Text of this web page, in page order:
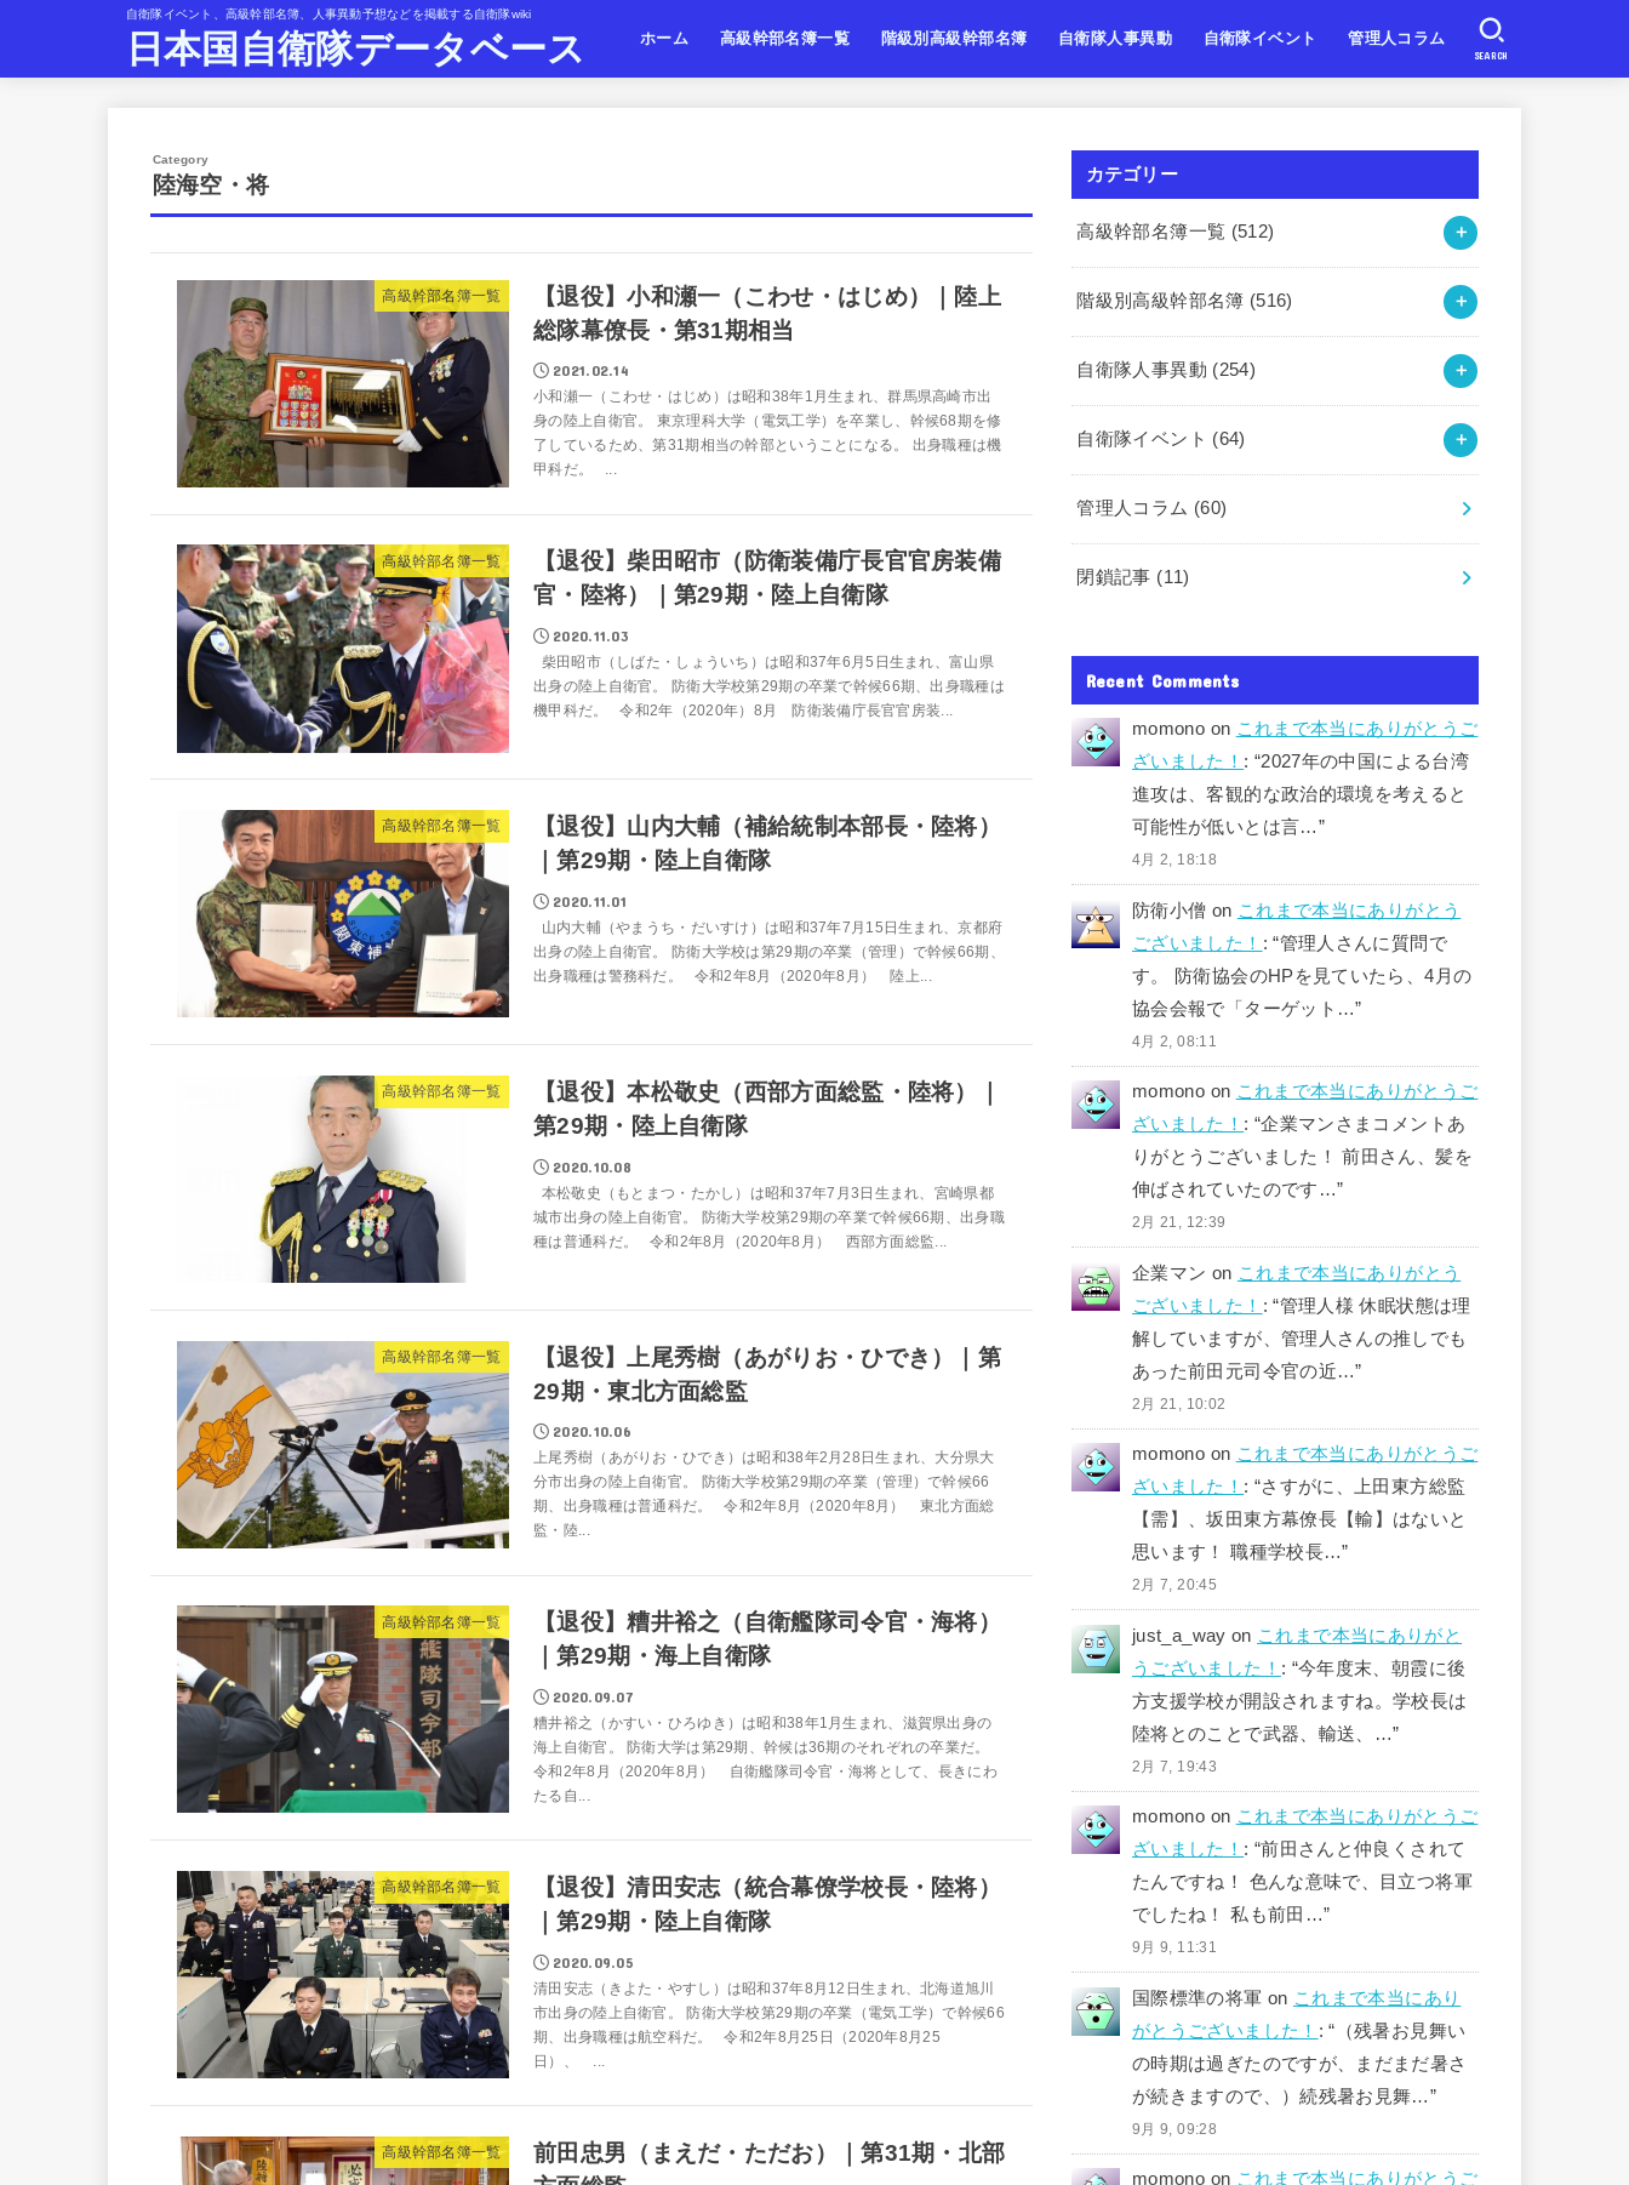
自衛隊イベント、高級幹部名簿、人事異動予想などを掲載する自衛隊wiki
日本国自衛隊データベース ホーム 高級幹部名簿一覧 階級別高級幹部名簿 自衛隊人事異動 自衛隊イベント 管理人コラム
SEARCH
陸海空・将
高級幹部名簿一覧
【退役】小和瀬一（こわせ・はじめ）｜陸上
総隊幕僚長・第31期相当
2021.02.14
小和瀬一（こわせ・はじめ）は昭和38年1月生まれ、群馬県高崎市出
身の陸上自衛官。 東京理科大学（電気工学）を卒業し、幹候68期を修
了しているため、第31期相当の幹部ということになる。 出身職種は機
甲科だ。 ...
高級幹部名簿一覧
【退役】柴田昭市（防衛装備庁長官官房装備
官・陸将）｜第29期・陸上自衛隊
2020.11.03
柴田昭市（しばた・しょういち）は昭和37年6月5日生まれ、富山県
出身の陸上自衛官。 防衛大学校第29期の卒業で幹候66期、出身職種は
機甲科だ。 令和2年（2020年）8月 防衛装備庁長官官房装...
高級幹部名簿一覧
【退役】山内大輔（補給統制本部長・陸将）
｜第29期・陸上自衛隊
2020.11.01
山内大輔（やまうち・だいすけ）は昭和37年7月15日生まれ、京都府
出身の陸上自衛官。 防衛大学校は第29期の卒業（管理）で幹候66期、
出身職種は警務科だ。 令和2年8月（2020年8月） 陸上...
高級幹部名簿一覧
【退役】本松敬史（西部方面総監・陸将）｜
第29期・陸上自衛隊
2020.10.08
本松敬史（もとまつ・たかし）は昭和37年7月3日生まれ、宮崎県都
城市出身の陸上自衛官。 防衛大学校第29期の卒業で幹候66期、出身職
種は普通科だ。 令和2年8月（2020年8月） 西部方面総監...
高級幹部名簿一覧
【退役】上尾秀樹（あがりお・ひでき）｜第
29期・東北方面総監
2020.10.06
上尾秀樹（あがりお・ひでき）は昭和38年2月28日生まれ、大分県大
分市出身の陸上自衛官。 防衛大学校第29期の卒業（管理）で幹候66
期、出身職種は普通科だ。 令和2年8月（2020年8月） 東北方面総
監・陸...
高級幹部名簿一覧
【退役】糟井裕之（自衛艦隊司令官・海将）
｜第29期・海上自衛隊
2020.09.07
糟井裕之（かすい・ひろゆき）は昭和38年1月生まれ、滋賀県出身の
海上自衛官。 防衛大学は第29期、幹候は36期のそれぞれの卒業だ。
令和2年8月（2020年8月） 自衛艦隊司令官・海将として、長きにわ
たる自...
高級幹部名簿一覧
【退役】清田安志（統合幕僚学校長・陸将）
｜第29期・陸上自衛隊
2020.09.05
清田安志（きよた・やすし）は昭和37年8月12日生まれ、北海道旭川
市出身の陸上自衛官。 防衛大学校第29期の卒業（電気工学）で幹候66
期、出身職種は航空科だ。 令和2年8月25日（2020年8月25
日）、 ...
高級幹部名簿一覧
前田忠男（まえだ・ただお）｜第31期・北部
カテゴリー
高級幹部名簿一覧 (512)
階級別高級幹部名簿 (516)
自衛隊人事異動 (254)
自衛隊イベント (64)
管理人コラム (60)
閉鎖記事 (11)
Recent Comments
momono on これまで本当にありがとうご
ざいました！ : “2027年の中国による台湾
進攻は、客観的な政治的環境を考えると
可能性が低いとは言…”
4月 2, 18:18
防衛小僧 on これまで本当にありがとう
ございました！ : “管理人さんに質問で
す。 防衛協会のHPを見ていたら、4月の
協会会報で「ターゲット…”
4月 2, 08:11
momono on これまで本当にありがとうご
ざいました！ : “企業マンさまコメントあ
りがとうございました！ 前田さん、髪を
伸ばされていたのです…”
2月 21, 12:39
企業マン on これまで本当にありがとう
ございました！ : “管理人様 休眠状態は理
解していますが、管理人さんの推しでも
あった前田元司令官の近…”
2月 21, 10:02
momono on これまで本当にありがとうご
ざいました！ : “さすがに、上田東方総監
【需】、坂田東方幕僚長【輸】はないと
思います！ 職種学校長…”
2月 7, 20:45
just_a_way on これまで本当にありがと
うございました！ : “今年度末、朝霞に後
方支援学校が開設されますね。学校長は
陸将とのことで武器、輸送、…”
2月 7, 19:43
momono on これまで本当にありがとうご
ざいました！ : “前田さんと仲良くされて
たんですね！ 色んな意味で、目立つ将軍
でしたね！ 私も前田…”
9月 9, 11:31
国際標準の将軍 on これまで本当にあり
がとうございました！ : “ （残暑お見舞い
の時期は過ぎたのですが、まだまだ暑さ
が続きますので、）続残暑お見舞…”
9月 9, 09:28
momono on これまで本当にありがとうご